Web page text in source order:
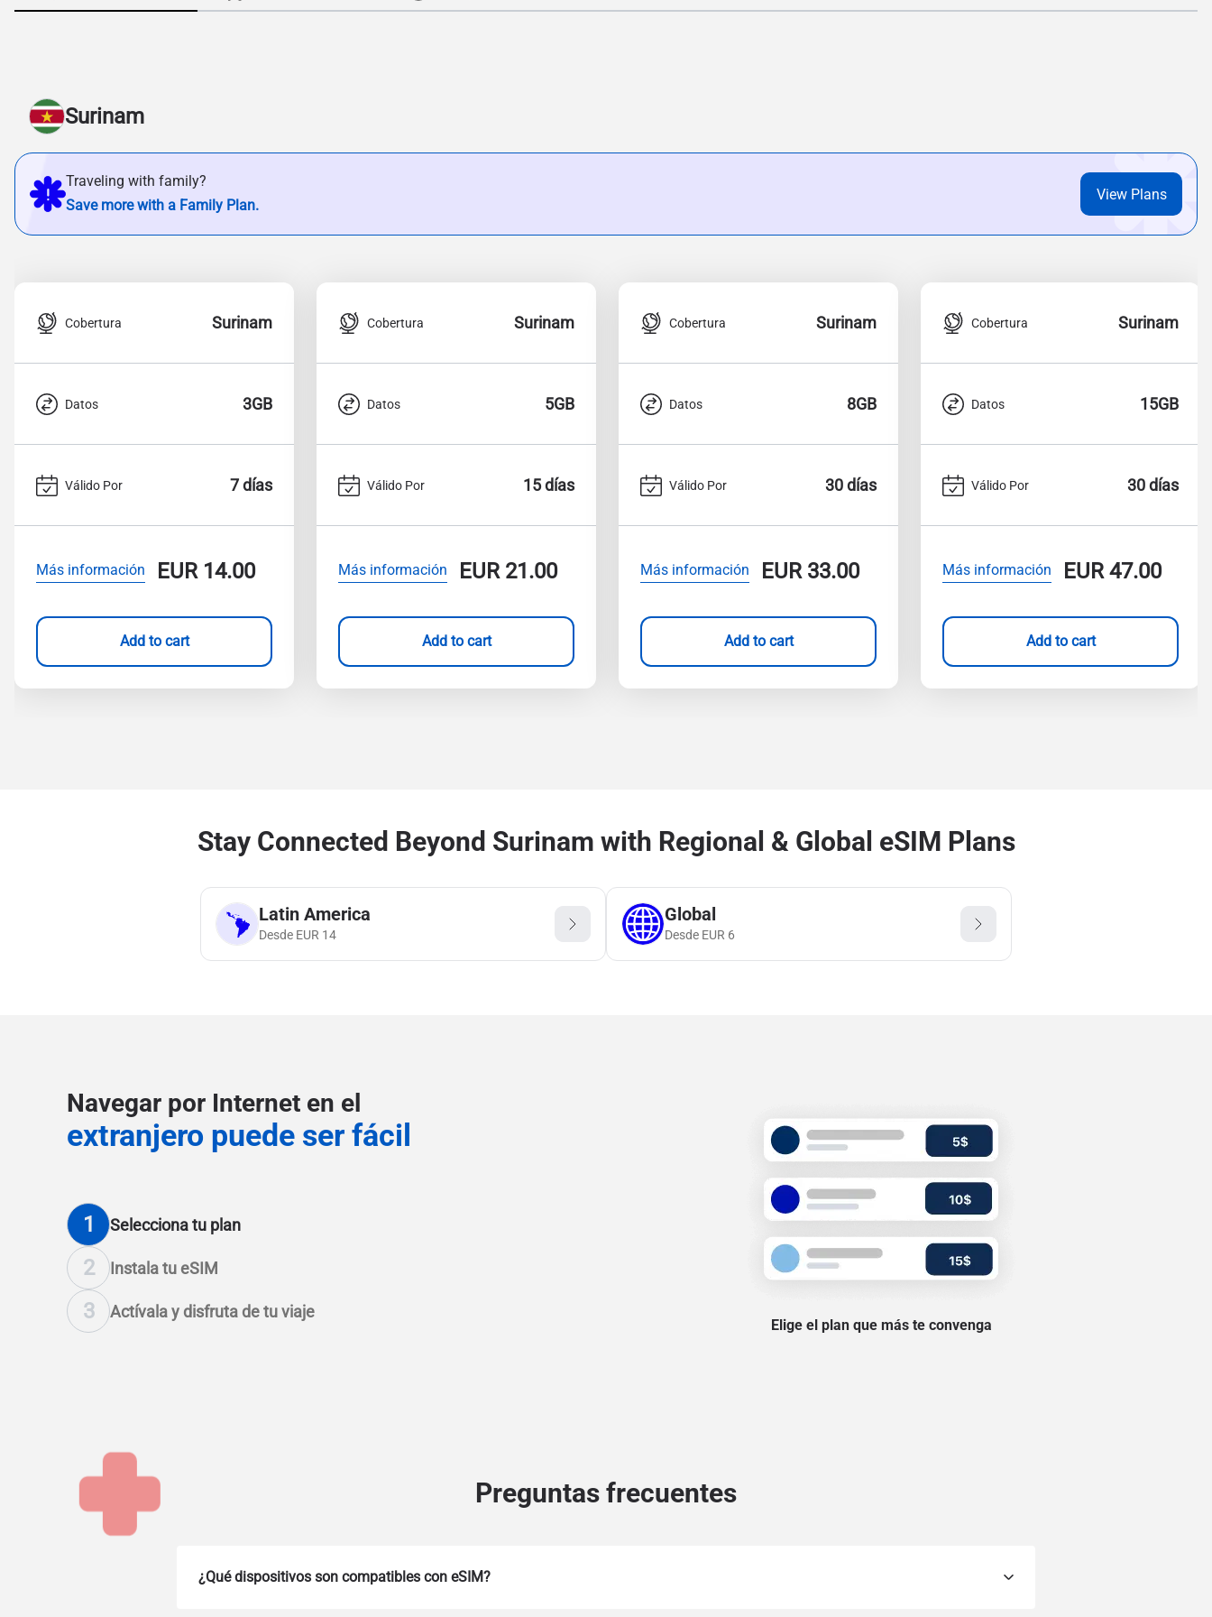
Surinam
Traveling with family?
Save more with a Family Plan.
View Plans
Cobertura Surinam
Datos 3GB
Válido Por 7 días
Más información EUR14.00
Add to cart
Cobertura Surinam
Datos 5GB
Válido Por 15 días
Más información EUR21.00
Add to cart
Cobertura Surinam
Datos 8GB
Válido Por 30 días
Más información EUR33.00
Add to cart
Cobertura Surinam
Datos 15GB
Válido Por 30 días
Más información EUR47.00
Add to cart
Stay Connected Beyond Surinam with Regional & Global eSIM Plans
Latin America
Desde EUR 14
Global
Desde EUR 6
Navegar por Internet en el
extranjero puede ser fácil
1 Selecciona tu plan
2 Instala tu eSIM
3 Actívala y disfruta de tu viaje
Elige el plan que más te convenga
Preguntas frecuentes
¿Qué dispositivos son compatibles con eSIM?